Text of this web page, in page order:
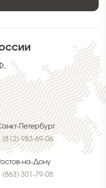
Петербург
(812) 983-69-06
на-Дону
(863) 301-79-08